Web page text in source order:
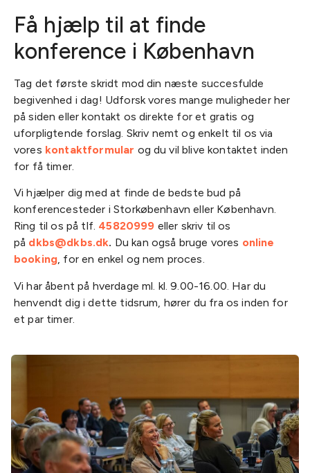
Få hjælp til at finde
konference i København
Tag det første skridt mod din næste succesfulde
begivenhed i dag! Udforsk vores mange muligheder her
på siden eller kontakt os direkte for et gratis og
uforpligtende forslag. Skriv nemt og enkelt til os via
vores kontaktformular og du vil blive kontaktet inden
for få timer.
Vi hjælper dig med at finde de bedste bud på
konferencesteder i Storkøbenhavn eller København.
Ring til os på tlf. 45820999 eller skriv til os
på dkbs@dkbs.dk. Du kan også bruge vores online
booking, for en enkel og nem proces.
Vi har åbent på hverdage ml. kl. 9.00-16.00. Har du
henvendt dig i dette tidsrum, hører du fra os inden for
et par timer.